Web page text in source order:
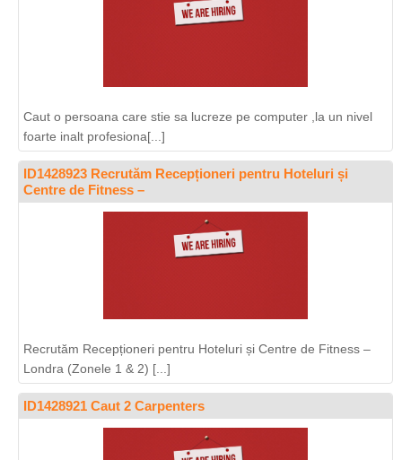
Caut o persoana care stie sa lucreze pe computer ,la un nivel
foarte inalt profesiona[...]
ID1428923 Recrutăm Recepționeri pentru Hoteluri și
Centre de Fitness –
Recrutăm Recepționeri pentru Hoteluri și Centre de Fitness –
Londra (Zonele 1 & 2) [...]
ID1428921 Caut 2 Carpenters